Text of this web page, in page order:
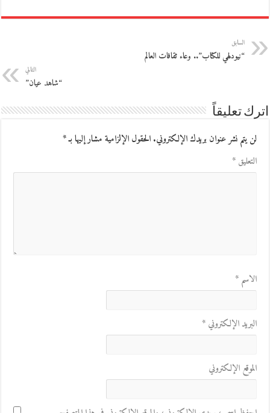
السابق
“نيودلهي للكتاب”.. وعاء ثقافات العالم
التالي
“شاهد عيان”
اترك تعليقاً
لن يتم نشر عنوان بريدك الإلكتروني.الحقول الإلزامية مشار إليها بـ*
التعليق*
الاسم*
البريد الإلكتروني*
الموقع الإلكتروني